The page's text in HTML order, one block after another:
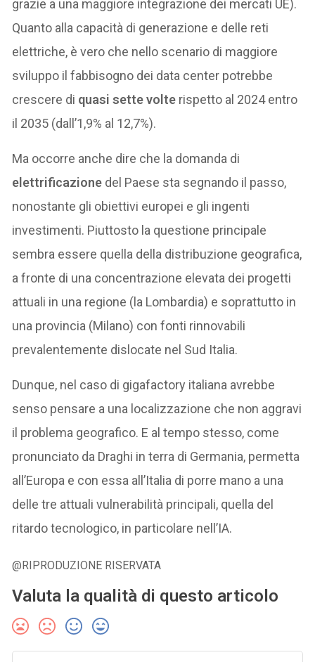
grazie a una maggiore integrazione dei mercati UE).
Quanto alla capacità di generazione e delle reti
elettriche, è vero che nello scenario di maggiore
sviluppo il fabbisogno dei data center potrebbe
crescere di quasi sette volte rispetto al 2024 entro
il 2035 (dall’1,9% al 12,7%).
Ma occorre anche dire che la domanda di
elettrificazione del Paese sta segnando il passo,
nonostante gli obiettivi europei e gli ingenti
investimenti. Piuttosto la questione principale
sembra essere quella della distribuzione geografica,
a fronte di una concentrazione elevata dei progetti
attuali in una regione (la Lombardia) e soprattutto in
una provincia (Milano) con fonti rinnovabili
prevalentemente dislocate nel Sud Italia.
Dunque, nel caso di gigafactory italiana avrebbe
senso pensare a una localizzazione che non aggravi
il problema geografico. E al tempo stesso, come
pronunciato da Draghi in terra di Germania, permetta
all’Europa e con essa all’Italia di porre mano a una
delle tre attuali vulnerabilità principali, quella del
ritardo tecnologico, in particolare nell’IA.
@RIPRODUZIONE RISERVATA
Valuta la qualità di questo articolo